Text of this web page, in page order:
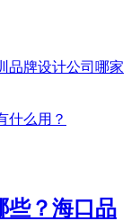
品牌设计公司哪家
什么用？
些？海口品